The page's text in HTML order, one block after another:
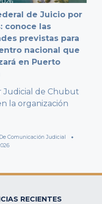
de Juicio por
conoce las
previstas para
nacional que
en Puerto
Judicial de Chubut
la organización
Comunicación Judicial
RECIENTES